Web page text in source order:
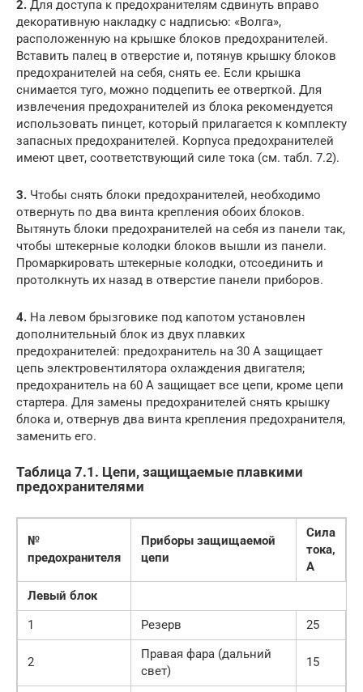
2. Для доступа к предохранителям сдвинуть вправо
декоративную накладку с надписью: «Волга»,
расположенную на крышке блоков предохранителей.
Вставить палец в отверстие и, потянув крышку блоков
предохранителей на себя, снять ее. Если крышка
снимается туго, можно подцепить ее отверткой. Для
извлечения предохранителей из блока рекомендуется
использовать пинцет, который прилагается к комплекту
запасных предохранителей. Корпуса предохранителей
имеют цвет, соответствующий силе тока (см. табл. 7.2).
3. Чтобы снять блоки предохранителей, необходимо
отвернуть по два винта крепления обоих блоков.
Вытянуть блоки предохранителей на себя из панели так,
чтобы штекерные колодки блоков вышли из панели.
Промаркировать штекерные колодки, отсоединить и
протолкнуть их назад в отверстие панели приборов.
4. На левом брызговике под капотом установлен
дополнительный блок из двух плавких
предохранителей: предохранитель на 30 А защищает
цепь электровентилятора охлаждения двигателя;
предохранитель на 60 А защищает все цепи, кроме цепи
стартера. Для замены предохранителей снять крышку
блока и, отвернув два винта крепления предохранителя,
заменить его.
Таблица 7.1. Цепи, защищаемые плавкими
предохранителями
№
предохранителя
Приборы защищаемой
цепи
Сила
тока,
А
Левый блок
1
Резерв 25
2
Правая фара (дальний
свет)
15